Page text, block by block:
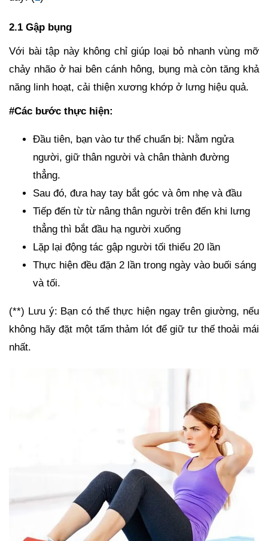
2.1 Gập bụng
Với bài tập này không chỉ giúp loại bỏ nhanh vùng mỡ
chảy nhão ở hai bên cánh hông, bụng mà còn tăng khả
năng linh hoạt, cải thiện xương khớp ở lưng hiệu quả.
#Các bước thực hiện:
Đầu tiên, bạn vào tư thế chuẩn bị: Nằm ngửa
người, giữ thân người và chân thành đường
thẳng.
Sau đó, đưa hay tay bắt góc và ôm nhẹ và đầu
Tiếp đến từ từ nâng thân người trên đến khi lưng
thẳng thì bắt đầu hạ người xuống
Lặp lại động tác gập người tối thiểu 20 lần
Thực hiện đều đặn 2 lần trong ngày vào buối sáng
và tối.
(**) Lưu ý: Bạn có thể thực hiện ngay trên giường, nếu
không hãy đặt một tấm thảm lót để giữ tư thế thoải mái
nhất.